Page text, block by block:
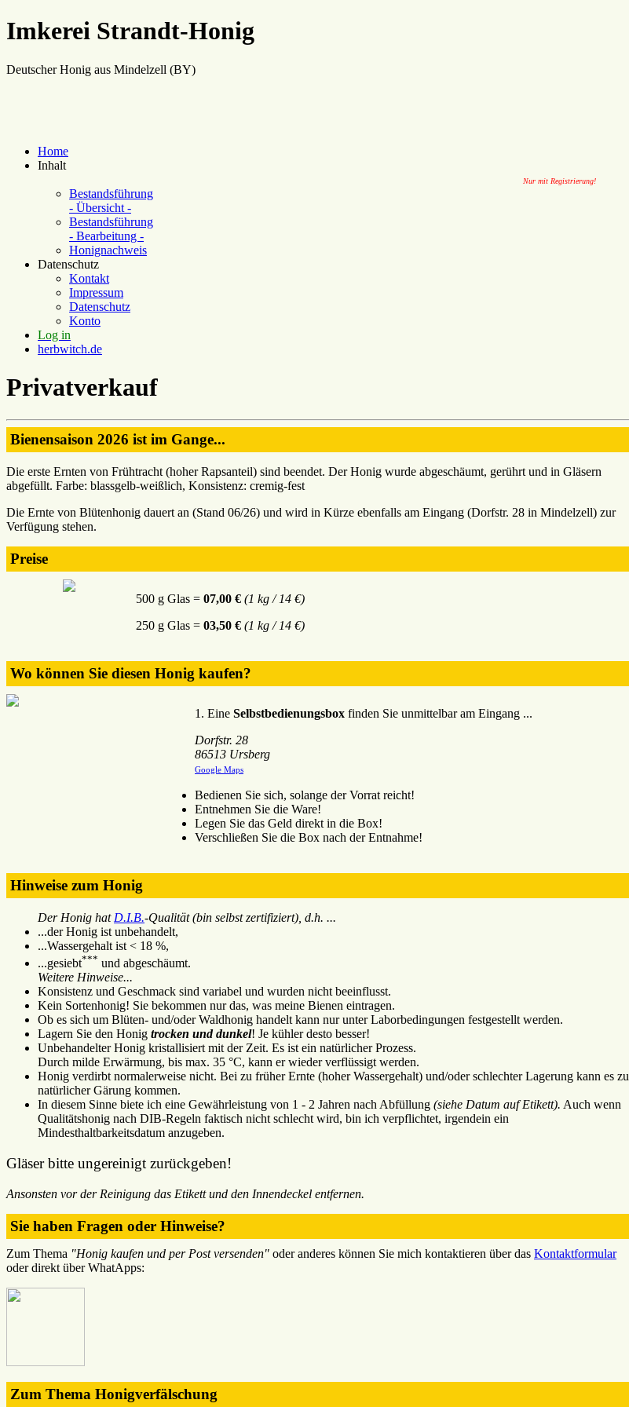
Imkerei Strandt-Honig
Deutscher Honig aus Mindelzell (BY)
Home
Inhalt
Nur mit Registrierung!
Bestandsführung
- Übersicht -
Bestandsführung
- Bearbeitung -
Honignachweis
Datenschutz
Kontakt
Impressum
Datenschutz
Konto
Log in
herbwitch.de
Privatverkauf
Bienensaison 2026 ist im Gange...
Die erste Ernten von Frühtracht (hoher Rapsanteil) sind beendet. Der Honig wurde abgeschäumt, gerührt und in Gläsern
abgefüllt. Farbe: blassgelb-weißlich, Konsistenz: cremig-fest
Die Ernte von Blütenhonig dauert an (Stand 06/26) und wird in Kürze ebenfalls am Eingang (Dorfstr. 28 in Mindelzell) zur
Verfügung stehen.
Preise
500 g Glas = 07,00 € (1 kg / 14 €)
250 g Glas = 03,50 € (1 kg / 14 €)
Wo können Sie diesen Honig kaufen?
1. Eine Selbstbedienungsbox finden Sie unmittelbar am Eingang ...
Dorfstr. 28
86513 Ursberg
Google Maps
Bedienen Sie sich, solange der Vorrat reicht!
Entnehmen Sie die Ware!
Legen Sie das Geld direkt in die Box!
Verschließen Sie die Box nach der Entnahme!
Hinweise zum Honig
Der Honig hat D.I.B.-Qualität (bin selbst zertifiziert), d.h. ...
...der Honig ist unbehandelt,
...Wassergehalt ist < 18 %,
...gesiebt*** und abgeschäumt.
Weitere Hinweise...
Konsistenz und Geschmack sind variabel und wurden nicht beeinflusst.
Kein Sortenhonig! Sie bekommen nur das, was meine Bienen eintragen.
Ob es sich um Blüten- und/oder Waldhonig handelt kann nur unter Laborbedingungen festgestellt werden.
Lagern Sie den Honig trocken und dunkel! Je kühler desto besser!
Unbehandelter Honig kristallisiert mit der Zeit. Es ist ein natürlicher Prozess.
Durch milde Erwärmung, bis max. 35 °C, kann er wieder verflüssigt werden.
Honig verdirbt normalerweise nicht. Bei zu früher Ernte (hoher Wassergehalt) und/oder schlechter Lagerung kann es zu
natürlicher Gärung kommen.
In diesem Sinne biete ich eine Gewährleistung von 1 - 2 Jahren nach Abfüllung (siehe Datum auf Etikett). Auch wenn
Qualitätshonig nach DIB-Regeln faktisch nicht schlecht wird, bin ich verpflichtet, irgendein ein
Mindesthaltbarkeitsdatum anzugeben.
Gläser bitte ungereinigt zurückgeben!
Ansonsten vor der Reinigung das Etikett und den Innendeckel entfernen.
Sie haben Fragen oder Hinweise?
Zum Thema "Honig kaufen und per Post versenden" oder anderes können Sie mich kontaktieren über das Kontaktformular
oder direkt über WhatApps:
Zum Thema Honigverfälschung